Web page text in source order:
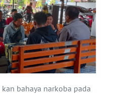
bahaya narkoba pada